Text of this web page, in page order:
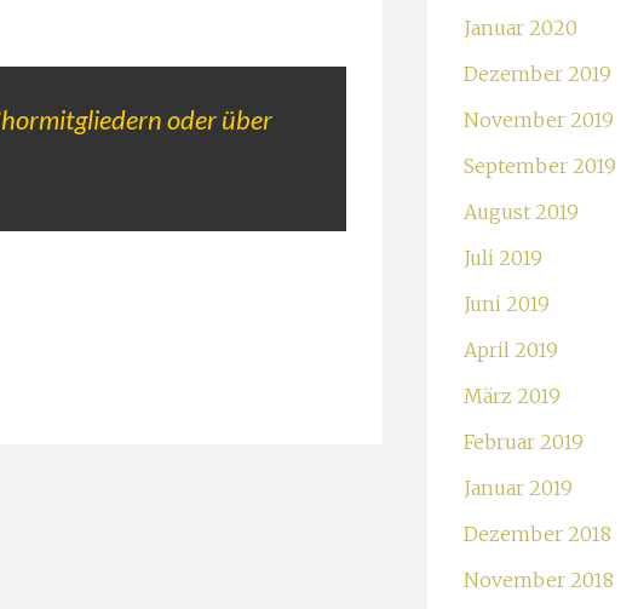
oder über
Januar 2020
Dezember 2019
November 2019
September 2019
August 2019
Juli 2019
Juni 2019
April 2019
März 2019
Februar 2019
Januar 2019
Dezember 2018
November 2018